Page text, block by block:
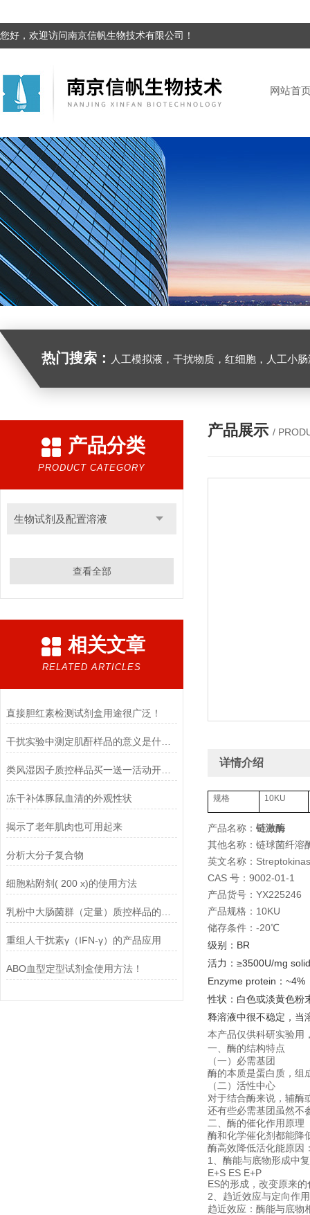
您好，欢迎访问南京信帆生物技术有限公司！
网站首
热门搜索： 人工模拟液，干扰物质，红细胞，人工小
产品分类
PRODUCT CATEGORY
生物试剂及配置溶液
查看全部
相关文章
RELATED ARTICLES
直接胆红素检测试剂盒用途很广泛！
干扰实验中测定肌酐样品的意义是什么？
类风湿因子质控样品买一送一活动开始啦
冻干补体豚鼠血清的外观性状
揭示了老年肌肉也可用起来
分析大分子复合物
细胞粘附剂( 200 x)的使用方法
重组人干扰素γ（IFN-γ）的产品应用
ABO血型定型试剂盒使用方法！
产品展示 /
详情介绍
规格 10KU
产品名称： 链激酶
其他名称：链球菌纤溶
英文名称：
CAS 号：9002-01-1
产品货号：YX225246
产品规格：10KU
储存条件：-20℃
级别：BR
活力：≥3500U/mg solid
Enzyme protein：~4%
性状：白色或淡黄色粉
释溶液中很不稳定，当
本产品仅供科研实验用
一、酶的结构特点
（一）必需基团
酶的本质是蛋白质，组
（二）活性中心
对于结合酶来说，辅酶
还有些必需基团虽然不
二、酶的催化作用原理
酶和化学催化剂都能降
酶高效降低活化能原因
1、酶能与底物形成中
E+S ES E+P
ES的形成，改变原来
2、趋近效应与定向作
趋近效应：酶能与底物